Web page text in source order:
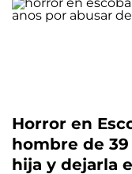
Horror en
hombre de
hija y dejarla